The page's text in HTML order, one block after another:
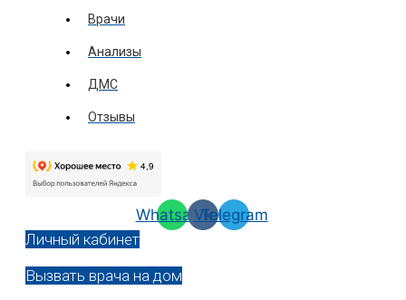
Врачи
Анализы
ДМС
Отзывы
Whatsapp
Vk
Telegram
Личный кабинет
Вызвать врача на дом